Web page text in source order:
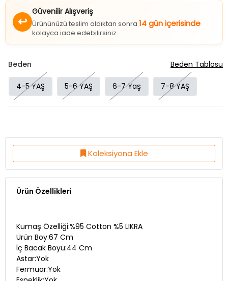
↩
Güvenilir Alışveriş
Ürününüzü teslim aldıktan sonra 14 gün içerisinde
kolayca iade edebilirsiniz.
Beden
4-5 YAŞ 5-6 YAŞ 6-7 Yaş 7-8 YAŞ
Beden Tablosu
Koleksiyona Ekle
Ürün Özellikleri
Kumaş Özelliği:%95 Cotton %5 LİKRA
Ürün Boy:67 Cm
İç Bacak Boyu:44 Cm
Astar:Yok
Fermuar:Yok